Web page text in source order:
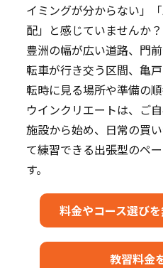
イミングが分からない」
配」と感じていませんか？
豊洲の幅が広い道路、門
転車が行き交う区間、亀
転時に見る場所や準備の順
ウインクリエートは、ご
施設から始め、日常の買
て練習できる出張型のペ
す。
料金やコース選び
教習料金